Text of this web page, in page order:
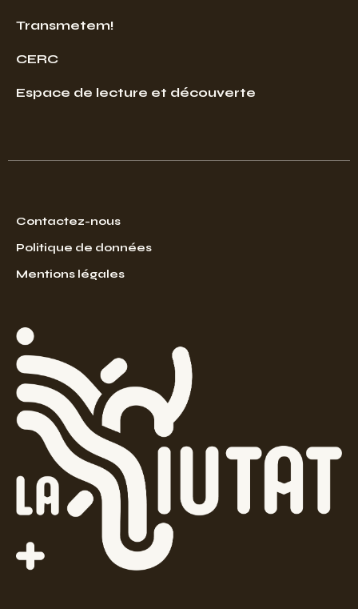
Transmetem!
CERC
Espace de lecture et découverte
Contactez-nous
Politique de données
Mentions légales